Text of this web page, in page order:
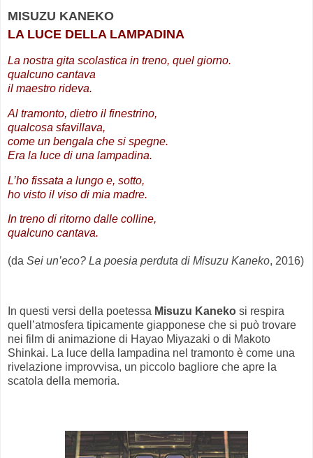
MISUZU KANEKO
LA LUCE DELLA LAMPADINA
La nostra gita scolastica in treno, quel giorno.
qualcuno cantava
il maestro rideva.
Al tramonto, dietro il finestrino,
qualcosa sfavillava,
come un bengala che si spegne.
Era la luce di una lampadina.
L’ho fissata a lungo e, sotto,
ho visto il viso di mia madre.
In treno di ritorno dalle colline,
qualcuno cantava.
(da Sei un’eco? La poesia perduta di Misuzu Kaneko, 2016)
In questi versi della poetessa Misuzu Kaneko si respira
quell’atmosfera tipicamente giapponese che si può trovare
nei film di animazione di Hayao Miyazaki o di Makoto
Shinkai. La luce della lampadina nel tramonto è come una
rivelazione improvvisa, un piccolo bagliore che apre la
scatola della memoria.